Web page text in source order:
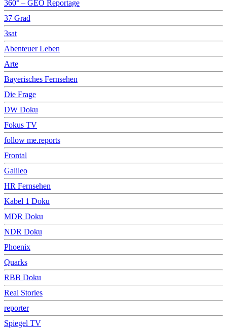
360° – GEO Reportage
37 Grad
3sat
Abenteuer Leben
Arte
Bayerisches Fernsehen
Die Frage
DW Doku
Fokus TV
follow me.reports
Frontal
Galileo
HR Fernsehen
Kabel 1 Doku
MDR Doku
NDR Doku
Phoenix
Quarks
RBB Doku
Real Stories
reporter
Spiegel TV